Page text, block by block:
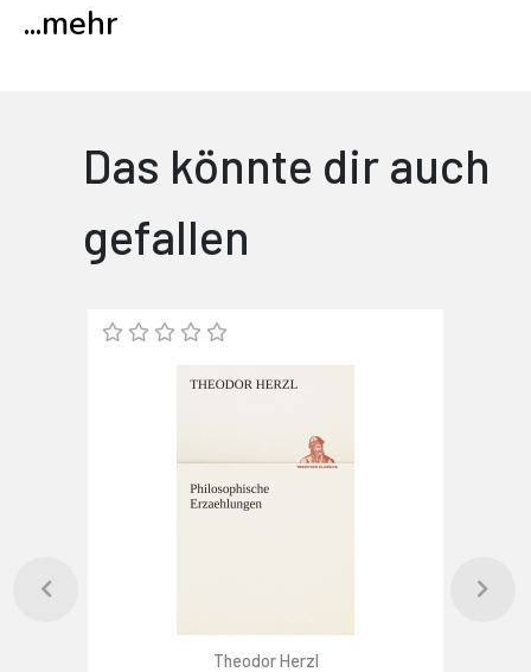
...mehr
Das könnte dir auch
gefallen
Theodor Herzl